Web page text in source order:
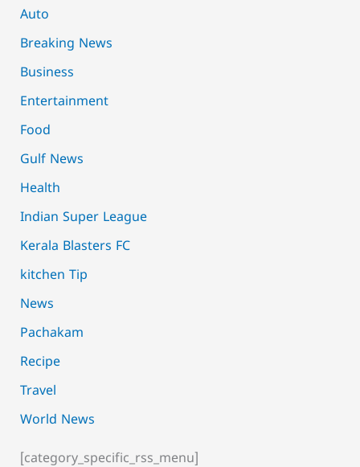
Auto
Breaking News
Business
Entertainment
Food
Gulf News
Health
Indian Super League
Kerala Blasters FC
kitchen Tip
News
Pachakam
Recipe
Travel
World News
[category_specific_rss_menu]